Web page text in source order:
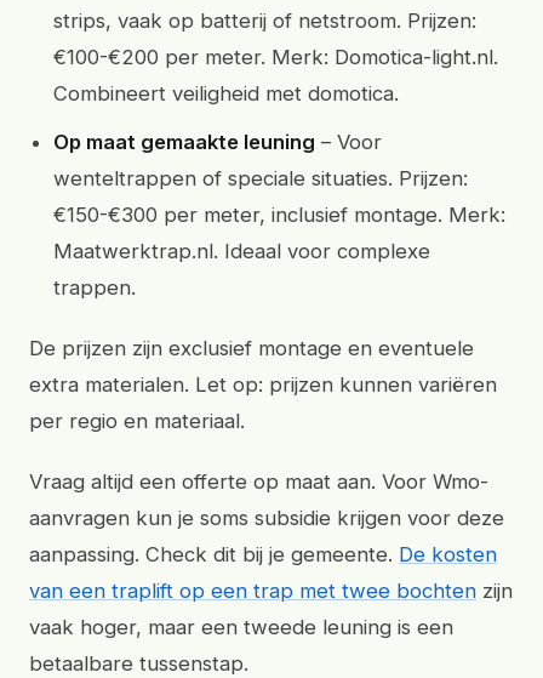
strips, vaak op batterij of netstroom. Prijzen:
€100-€200 per meter. Merk: Domotica-light.nl.
Combineert veiligheid met domotica.
Op maat gemaakte leuning – Voor
wenteltrappen of speciale situaties. Prijzen:
€150-€300 per meter, inclusief montage. Merk:
Maatwerktrap.nl. Ideaal voor complexe
trappen.
De prijzen zijn exclusief montage en eventuele
extra materialen. Let op: prijzen kunnen variëren
per regio en materiaal.
Vraag altijd een offerte op maat aan. Voor Wmo-
aanvragen kun je soms subsidie krijgen voor deze
aanpassing. Check dit bij je gemeente. De kosten
van een traplift op een trap met twee bochten zijn
vaak hoger, maar een tweede leuning is een
betaalbare tussenstap.